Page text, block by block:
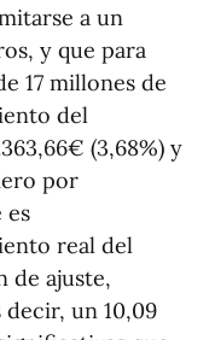
a un
y que para
17 millones de
del
(3,68%) y
por
es
real del
de ajuste,
decir, un 10,09